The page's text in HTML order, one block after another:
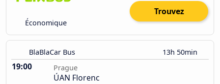
Économique
Trouvez
BlaBlaCar Bus 13h 50min
19:00 Prague
ÚAN Florenc